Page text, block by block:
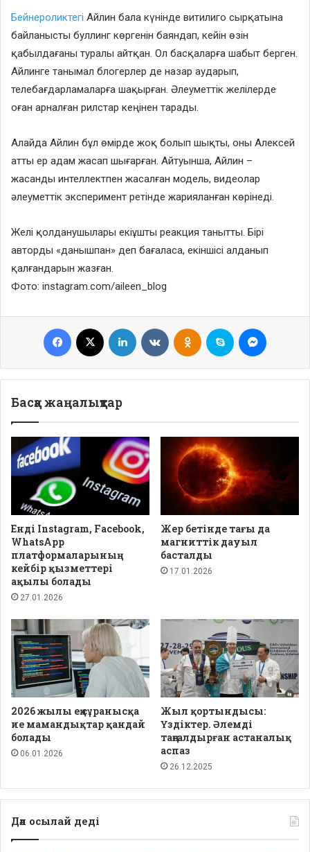
Бейнероликтегі Айлин бала күнінде витилиго сырқатына
байланысты буллинг көргенін баяндап, кейін өзін
қабылдағаны туралы айтқан. Ол басқаларға шабыт берген.
Айлинге танымал блогерлер де назар аударып,
телебағдарламаларға шақырған. Әлеуметтік желілерде
оған арналған рилстар кеңінен тарады.
Алайда Айлин бұл өмірде жоқ болып шықты, оны Алексей
атты ер адам жасап шығарған. Айтуынша, Айлин –
жасанды интеллектпен жасалған модель, видеолар
әлеуметтік эксперимент ретінде жарияланған көрінеді.
Желі қолданушылары екіұшты реакция танытты. Бірі
авторды «данышпан» деп бағаласа, екіншісі алданып
қалғандарын жазған.
Фото: instagram.com/aileen_blog
Facebook LinkedIn VKontakteOdnoklassniki
Skype
Басқа жаңалықтар
Енді Instagram, Facebook,
WhatsApp
платформаларының
кейбір қызметтері
ақылы болады
27.01.2026
Жер бетінде тағы да
магниттік дауыл
басталды
17.01.2026
2026 жылы ең сұранысқа
ие мамандықтар қандай
болады
06.01.2026
Жыл қортындысы:
Үздіктер. Әлемді
таңғалдырған астаналық
аспаз
26.12.2025
Дәл осылай деді